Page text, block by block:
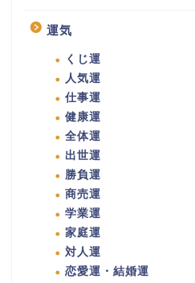
運気
くじ運
人気運
仕事運
健康運
全体運
出世運
勝負運
商売運
学業運
家庭運
対人運
恋愛運・結婚運